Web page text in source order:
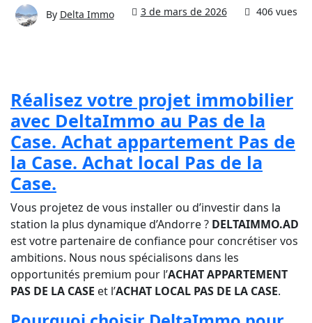
By Delta Immo 3 de mars de 2026 406 vues
Réalisez votre projet immobilier
avec DeltaImmo au Pas de la
Case. Achat appartement Pas de
la Case. Achat local Pas de la
Case.
Vous projetez de vous installer ou d’investir dans la
station la plus dynamique d’Andorre ? DELTAIMMO.AD
est votre partenaire de confiance pour concrétiser vos
ambitions. Nous nous spécialisons dans les
opportunités premium pour l’ACHAT APPARTEMENT
PAS DE LA CASE et l’ACHAT LOCAL PAS DE LA CASE.